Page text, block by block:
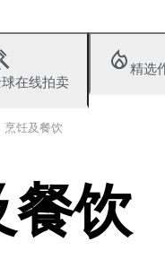
在线拍卖
精选
烹饪及餐饮
餐饮